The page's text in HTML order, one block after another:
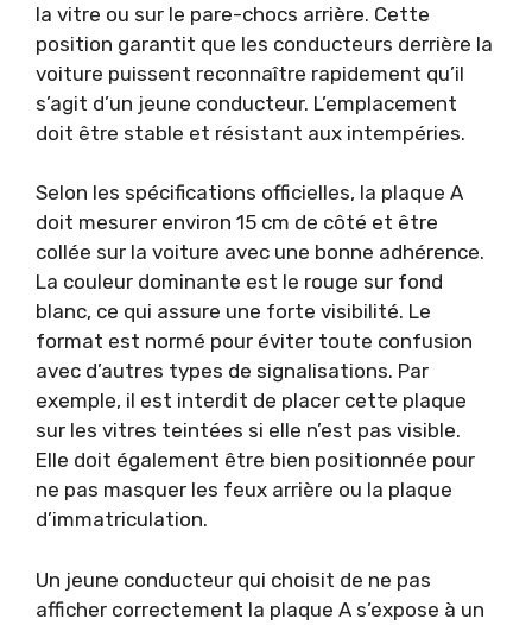
la vitre ou sur le pare-chocs arrière. Cette
position garantit que les conducteurs derrière la
voiture puissent reconnaître rapidement qu’il
s’agit d’un jeune conducteur. L’emplacement
doit être stable et résistant aux intempéries.
Selon les spécifications officielles, la plaque A
doit mesurer environ 15 cm de côté et être
collée sur la voiture avec une bonne adhérence.
La couleur dominante est le rouge sur fond
blanc, ce qui assure une forte visibilité. Le
format est normé pour éviter toute confusion
avec d’autres types de signalisations. Par
exemple, il est interdit de placer cette plaque
sur les vitres teintées si elle n’est pas visible.
Elle doit également être bien positionnée pour
ne pas masquer les feux arrière ou la plaque
d’immatriculation.
Un jeune conducteur qui choisit de ne pas
afficher correctement la plaque A s’expose à un